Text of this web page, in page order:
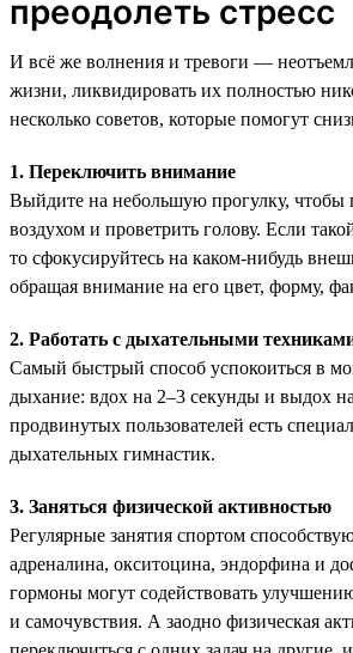
преодолеть стресс
И всё же волнения и тревоги —
жизни, ликвидировать их полностью
несколько советов, которые помогут
1. Переключить внимание
Выйдите на небольшую прогулку,
воздухом и проветрить голову. Если
то сфокусируйтесь на каком-нибудь
обращая внимание на его цвет, форму,
2. Работать с дыхательными
Самый быстрый способ успокоиться в
дыхание: вдох на 2–3 секунды и выдох
продвинутых пользователей есть
дыхательных гимнастик.
3. Заняться физической активностью
Регулярные занятия спортом
адреналина, окситоцина, эндорфина и
гормоны ­могут содействовать
и самочувствия. А заодно физическая